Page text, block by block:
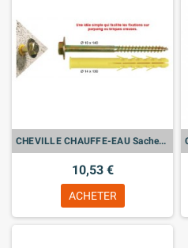
CHEVILLE CHAUFFE-EAU Sachet de 4
10,53 €
ACHETER